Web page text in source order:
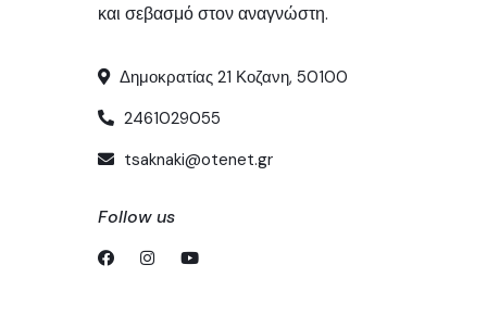
και σεβασμό στον αναγνώστη.
Δημοκρατίας 21 Κοζανη, 50100
2461029055
tsaknaki@otenet.gr
Follow us